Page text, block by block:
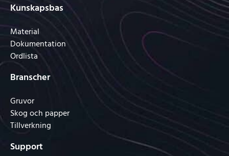
Kunskapsbas
Material
Dokumentation
Ordlista
Branscher
Gruvor
Skog och papper
Tillverkning
Support